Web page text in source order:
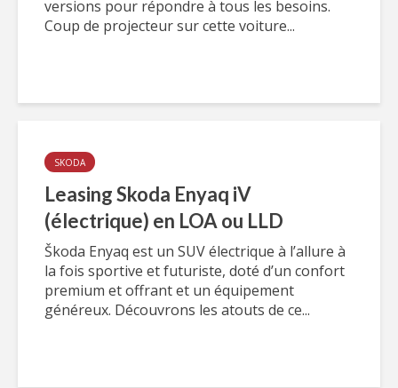
versions pour répondre à tous les besoins.
Coup de projecteur sur cette voiture...
SKODA
Leasing Skoda Enyaq iV
(électrique) en LOA ou LLD
Škoda Enyaq est un SUV électrique à l’allure à
la fois sportive et futuriste, doté d’un confort
premium et offrant et un équipement
généreux. Découvrons les atouts de ce...